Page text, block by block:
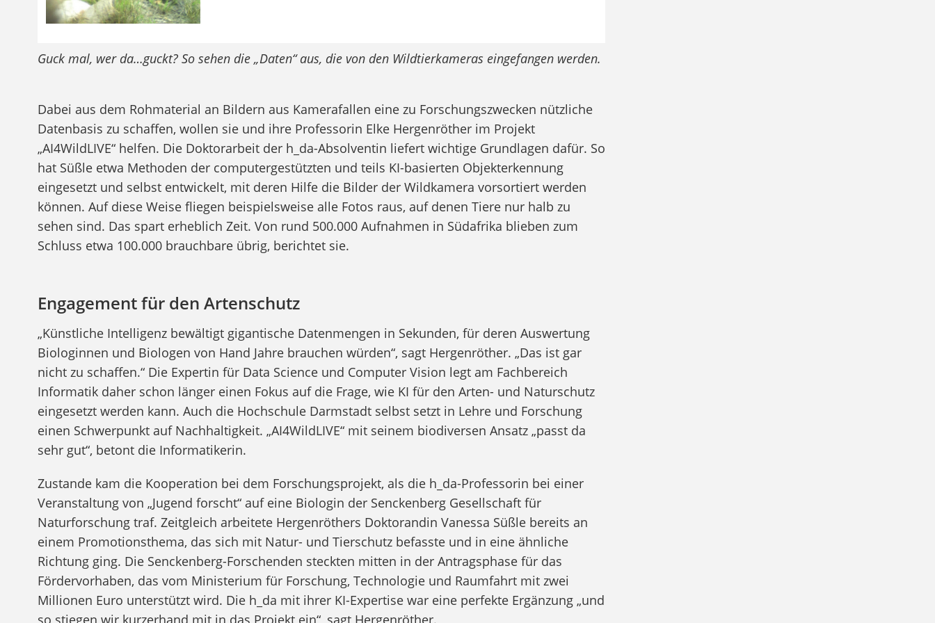
Guck mal, wer da…guckt? So sehen die „Daten“ aus, die von den Wildtierkameras eingefangen werden.
Dabei aus dem Rohmaterial an Bildern aus Kamerafallen eine zu Forschungszwecken nützliche
Datenbasis zu schaffen, wollen sie und ihre Professorin Elke Hergenröther im Projekt
„AI4WildLIVE“ helfen. Die Doktorarbeit der h_da-Absolventin liefert wichtige Grundlagen dafür. So
hat Süßle etwa Methoden der computergestützten und teils KI-basierten Objekterkennung
eingesetzt und selbst entwickelt, mit deren Hilfe die Bilder der Wildkamera vorsortiert werden
können. Auf diese Weise fliegen beispielsweise alle Fotos raus, auf denen Tiere nur halb zu
sehen sind. Das spart erheblich Zeit. Von rund 500.000 Aufnahmen in Südafrika blieben zum
Schluss etwa 100.000 brauchbare übrig, berichtet sie.
Engagement für den Artenschutz
„Künstliche Intelligenz bewältigt gigantische Datenmengen in Sekunden, für deren Auswertung
Biologinnen und Biologen von Hand Jahre brauchen würden“, sagt Hergenröther. „Das ist gar
nicht zu schaffen.“ Die Expertin für Data Science und Computer Vision legt am Fachbereich
Informatik daher schon länger einen Fokus auf die Frage, wie KI für den Arten- und Naturschutz
eingesetzt werden kann. Auch die Hochschule Darmstadt selbst setzt in Lehre und Forschung
einen Schwerpunkt auf Nachhaltigkeit. „AI4WildLIVE“ mit seinem biodiversen Ansatz „passt da
sehr gut“, betont die Informatikerin.
Zustande kam die Kooperation bei dem Forschungsprojekt, als die h_da-Professorin bei einer
Veranstaltung von „Jugend forscht“ auf eine Biologin der Senckenberg Gesellschaft für
Naturforschung traf. Zeitgleich arbeitete Hergenröthers Doktorandin Vanessa Süßle bereits an
einem Promotionsthema, das sich mit Natur- und Tierschutz befasste und in eine ähnliche
Richtung ging. Die Senckenberg-Forschenden steckten mitten in der Antragsphase für das
Fördervorhaben, das vom Ministerium für Forschung, Technologie und Raumfahrt mit zwei
Millionen Euro unterstützt wird. Die h_da mit ihrer KI-Expertise war eine perfekte Ergänzung „und